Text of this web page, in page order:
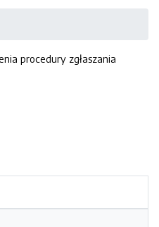
procedury zgłaszania